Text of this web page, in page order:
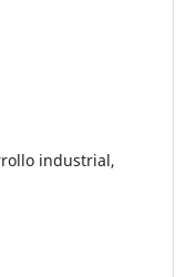
industrial,